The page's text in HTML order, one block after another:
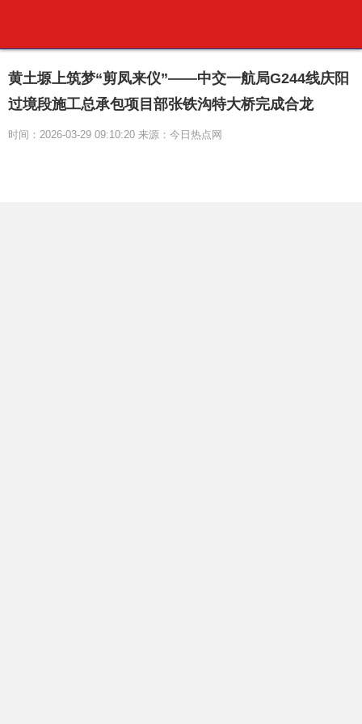
黄土塬上筑梦“剪凤来仪”——中交一航局G244线庆阳
过境段施工总承包项目部张铁沟特大桥完成合龙
时间：2026-03-29 09:10:20 来源：今日热点网